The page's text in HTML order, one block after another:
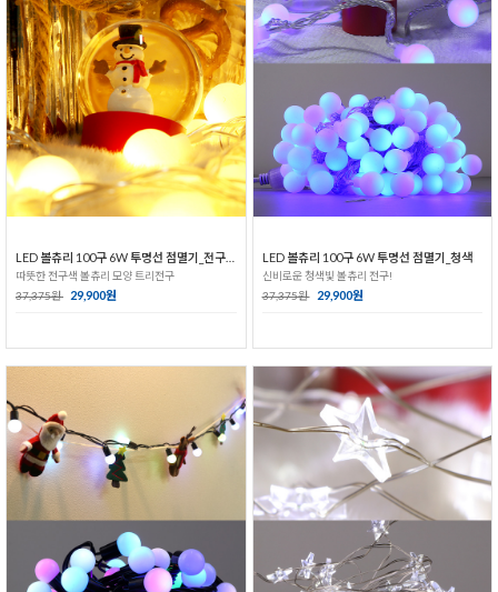
따뜻한 전구색 볼츄리 모양 트리전구
37,375원 29,900원
LED 볼츄리 100구 6W 투명선 점멸기_청색
신비로운 청색빛 볼츄리 전구!
37,375원
29,900원